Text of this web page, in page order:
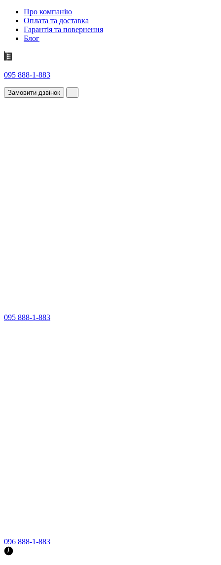
Про компанію
Оплата та доставка
Гарантія та повернення
Блог
095 888-1-883
Замовити дзвінок
095 888-1-883
096 888-1-883